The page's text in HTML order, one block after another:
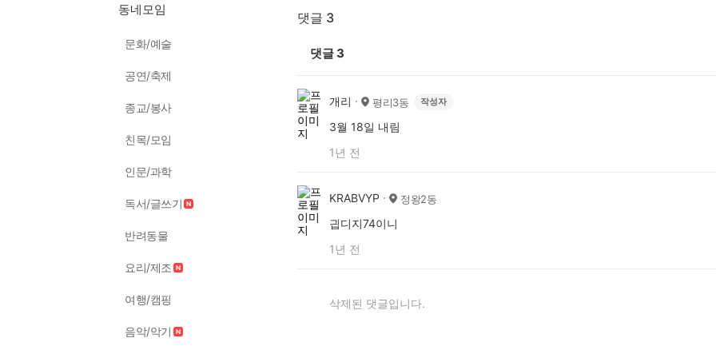
동네모임
문화/예술
공연/축제
종교/봉사
친목/모임
인문/과학
독서/글쓰기
반려동물
요리/제조
여행/캠핑
음악/악기
댓글 3
댓글 3
개리 평리3동 작성자
3월 18일 내림
1년 전
KRABVYP 정왕2동
긥디지74이니
1년 전
삭제된 댓글입니다.